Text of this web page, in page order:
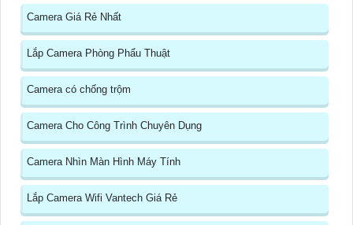
Camera Giá Rẻ Nhất
Lắp Camera Phòng Phẩu Thuật
Camera có chống trộm
Camera Cho Công Trình Chuyên Dụng
Camera Nhìn Màn Hình Máy Tính
Lắp Camera Wifi Vantech Giá Rẻ